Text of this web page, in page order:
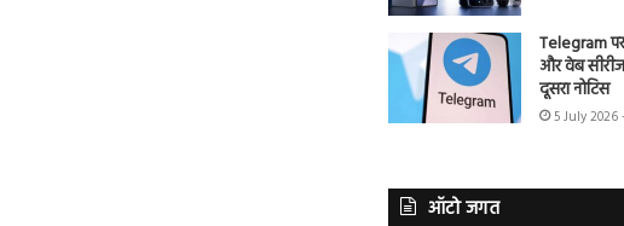
Telegram
और वेब सीरीज
दूसरा नोटिस
5 July 2026
ऑटो जगत